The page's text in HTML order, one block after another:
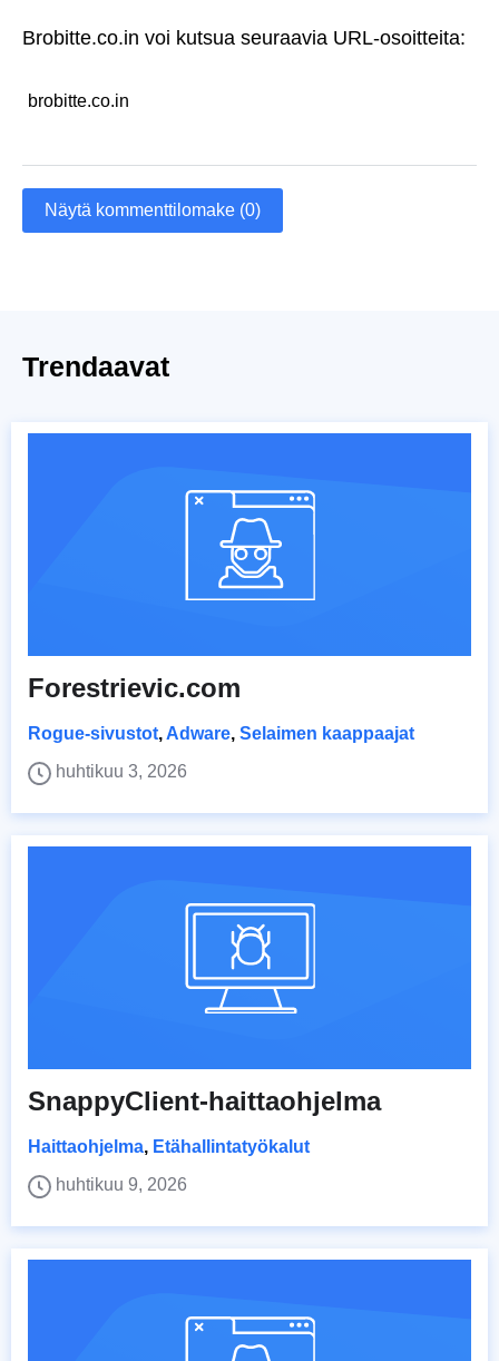
Brobitte.co.in voi kutsua seuraavia URL-osoitteita:
brobitte.co.in
Näytä kommenttilomake (0)
Trendaavat
Forestrievic.com
Rogue-sivustot, Adware, Selaimen kaappaajat
huhtikuu 3, 2026
SnappyClient-haittaohjelma
Haittaohjelma, Etähallintatyökalut
huhtikuu 9, 2026